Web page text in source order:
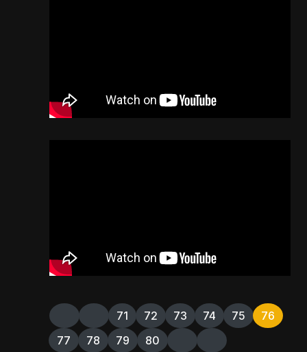
71 72 73 74 75
76
77
78 79 80